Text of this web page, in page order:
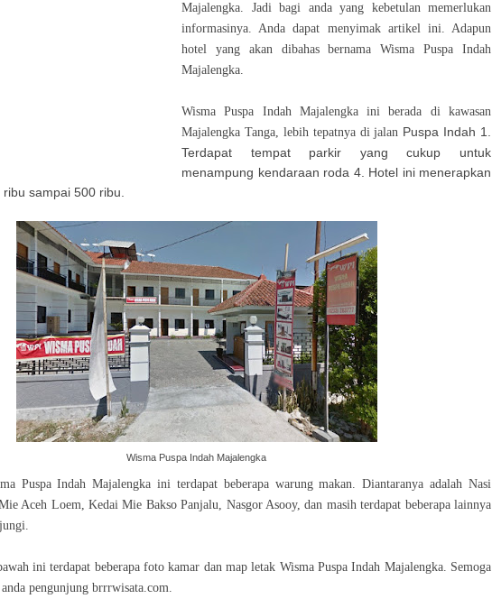
Majalengka. Jadi bagi anda yang kebetulan memerlukan
informasinya. Anda dapat menyimak artikel ini. Adapun
hotel yang akan dibahas bernama Wisma Puspa Indah
Majalengka.
Wisma Puspa Indah Majalengka ini berada di kawasan
Majalengka Tanga, lebih tepatnya di jalan Puspa Indah 1.
Terdapat tempat parkir yang cukup untuk
menampung kendaraan roda 4. Hotel ini menerapkan
sampai 500 ribu.
Wisma Puspa Indah Majalengka
Puspa Indah Majalengka ini terdapat beberapa warung makan. Diantaranya adalah Nasi
Aceh Loem, Kedai Mie Bakso Panjalu, Nasgor Asooy, dan masih terdapat beberapa lainnya
ini terdapat beberapa foto kamar dan map letak Wisma Puspa Indah Majalengka. Semoga
pengunjung brrrwisata.com.